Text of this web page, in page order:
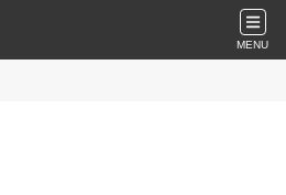
MENU